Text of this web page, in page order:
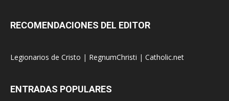
RECOMENDACIONES DEL EDITOR
Legionarios de Cristo | RegnumChristi | Catholic.net
ENTRADAS POPULARES